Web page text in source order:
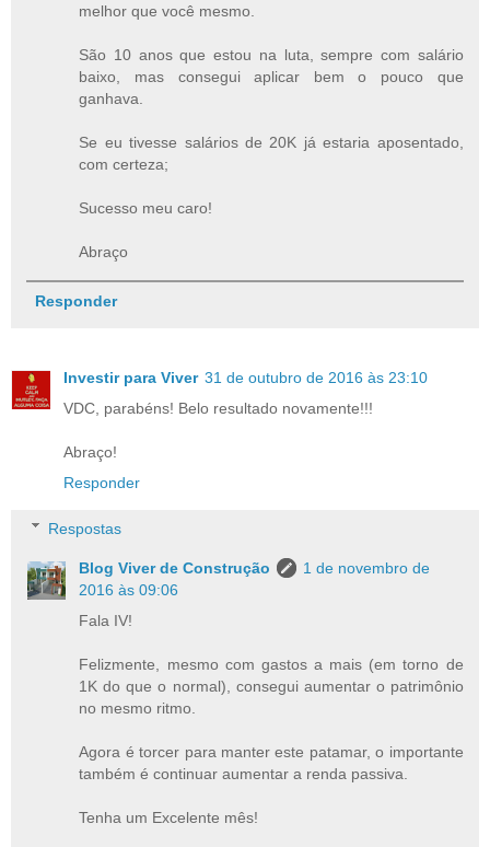
melhor que você mesmo.
São 10 anos que estou na luta, sempre com salário
baixo, mas consegui aplicar bem o pouco que
ganhava.
Se eu tivesse salários de 20K já estaria aposentado,
com certeza;
Sucesso meu caro!
Abraço
Responder
Investir para Viver 31 de outubro de 2016 às 23:10
VDC, parabéns! Belo resultado novamente!!!
Abraço!
Responder
Respostas
Blog Viver de Construção
1 de novembro de
2016 às 09:06
Fala IV!
Felizmente, mesmo com gastos a mais (em torno de
1K do que o normal), consegui aumentar o patrimônio
no mesmo ritmo.
Agora é torcer para manter este patamar, o importante
também é continuar aumentar a renda passiva.
Tenha um Excelente mês!